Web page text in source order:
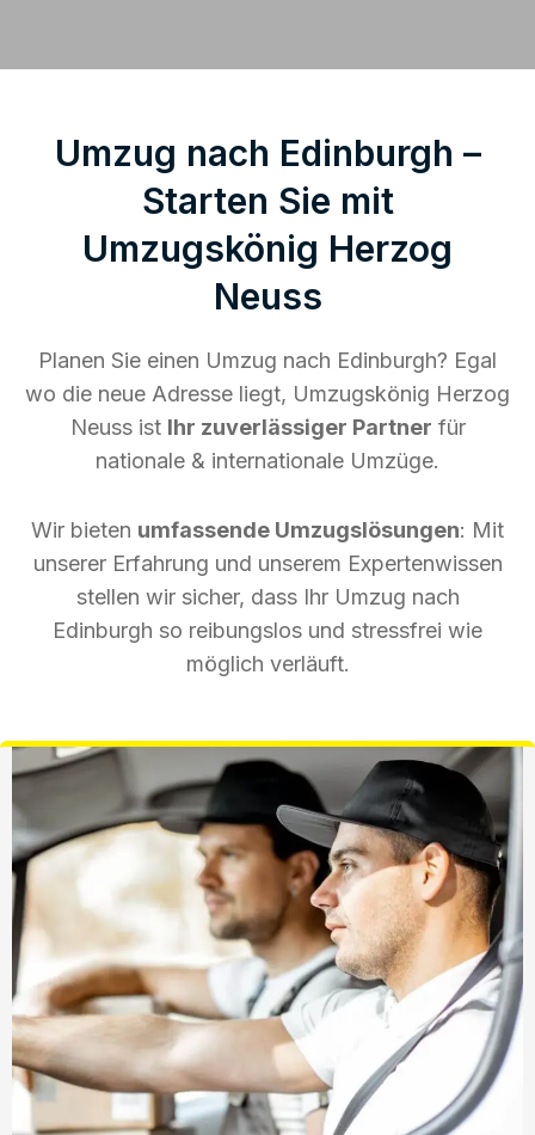
Umzug nach Edinburgh –
Starten Sie mit
Umzugskönig Herzog
Neuss
Planen Sie einen Umzug nach Edinburgh? Egal
wo die neue Adresse liegt, Umzugskönig Herzog
Neuss ist Ihr zuverlässiger Partner für
nationale & internationale Umzüge.
Wir bieten umfassende Umzugslösungen: Mit
unserer Erfahrung und unserem Expertenwissen
stellen wir sicher, dass Ihr Umzug nach
Edinburgh so reibungslos und stressfrei wie
möglich verläuft.